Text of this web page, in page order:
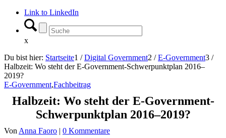
Link to LinkedIn
x
Du bist hier: Startseite1 / Digital Government2 / E-Government3 /
Halbzeit: Wo steht der E-Government-Schwerpunktplan 2016–
2019?
E-Government,Fachbeitrag
Halbzeit: Wo steht der E-Government-
Schwerpunktplan 2016–2019?
Von Anna Faoro | 0 Kommentare